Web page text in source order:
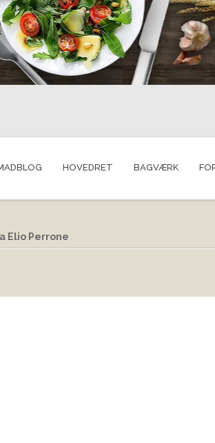
HOVEDRET BAGVÆRK
Elio Perrone